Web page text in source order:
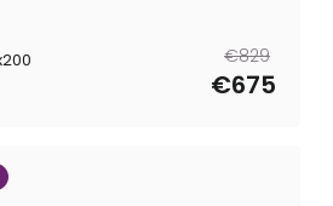
Reguliari
kaina
€829
Išpardavimo
kaina€675